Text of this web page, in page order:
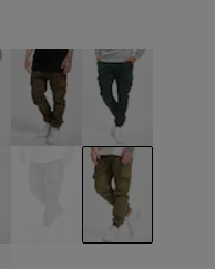
braun grün